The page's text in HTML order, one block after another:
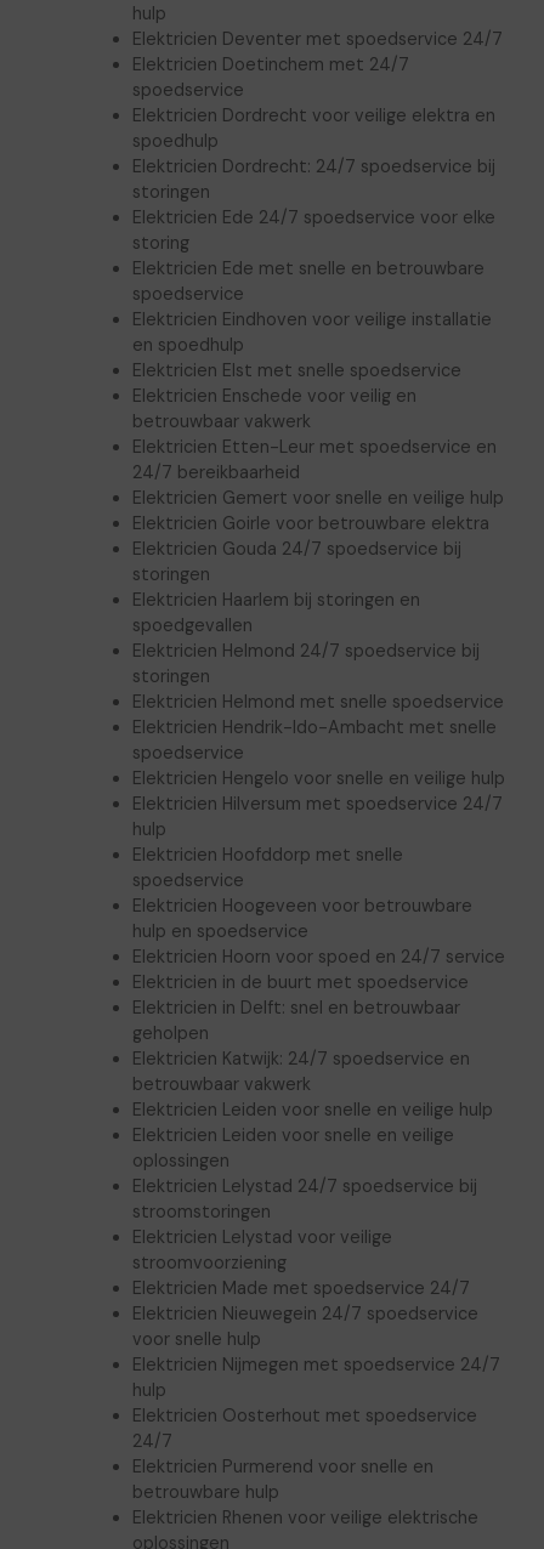
hulp
Elektricien Deventer met spoedservice 24/7
Elektricien Doetinchem met 24/7
spoedservice
Elektricien Dordrecht voor veilige elektra en
spoedhulp
Elektricien Dordrecht: 24/7 spoedservice bij
storingen
Elektricien Ede 24/7 spoedservice voor elke
storing
Elektricien Ede met snelle en betrouwbare
spoedservice
Elektricien Eindhoven voor veilige installatie
en spoedhulp
Elektricien Elst met snelle spoedservice
Elektricien Enschede voor veilig en
betrouwbaar vakwerk
Elektricien Etten-Leur met spoedservice en
24/7 bereikbaarheid
Elektricien Gemert voor snelle en veilige hulp
Elektricien Goirle voor betrouwbare elektra
Elektricien Gouda 24/7 spoedservice bij
storingen
Elektricien Haarlem bij storingen en
spoedgevallen
Elektricien Helmond 24/7 spoedservice bij
storingen
Elektricien Helmond met snelle spoedservice
Elektricien Hendrik-Ido-Ambacht met snelle
spoedservice
Elektricien Hengelo voor snelle en veilige hulp
Elektricien Hilversum met spoedservice 24/7
hulp
Elektricien Hoofddorp met snelle
spoedservice
Elektricien Hoogeveen voor betrouwbare
hulp en spoedservice
Elektricien Hoorn voor spoed en 24/7 service
Elektricien in de buurt met spoedservice
Elektricien in Delft: snel en betrouwbaar
geholpen
Elektricien Katwijk: 24/7 spoedservice en
betrouwbaar vakwerk
Elektricien Leiden voor snelle en veilige hulp
Elektricien Leiden voor snelle en veilige
oplossingen
Elektricien Lelystad 24/7 spoedservice bij
stroomstoringen
Elektricien Lelystad voor veilige
stroomvoorziening
Elektricien Made met spoedservice 24/7
Elektricien Nieuwegein 24/7 spoedservice
voor snelle hulp
Elektricien Nijmegen met spoedservice 24/7
hulp
Elektricien Oosterhout met spoedservice
24/7
Elektricien Purmerend voor snelle en
betrouwbare hulp
Elektricien Rhenen voor veilige elektrische
oplossingen